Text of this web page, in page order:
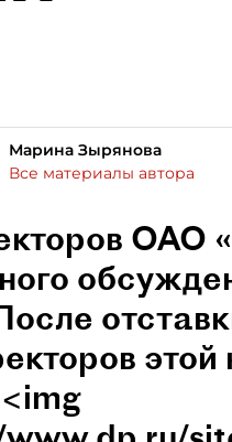
Марина Зырянова
Все материалы автора
ОАО